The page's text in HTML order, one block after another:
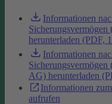
Informationen
herunterladen (PDF,
Informationen
AG) herunterladen
Informationen
aufrufen